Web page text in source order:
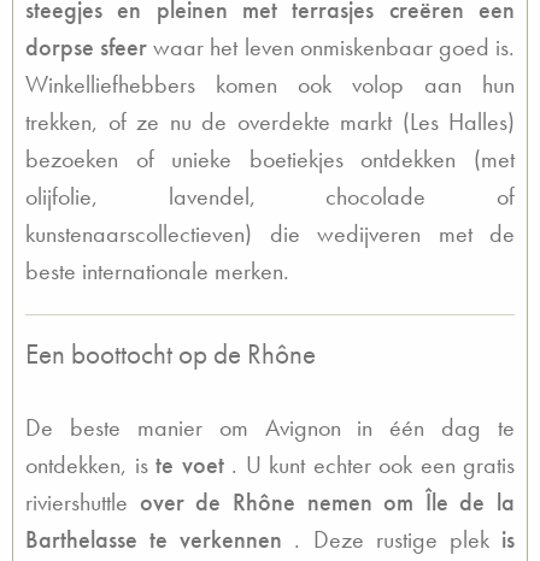
steegjes en pleinen met terrasjes creëren een
dorpse sfeer waar het leven onmiskenbaar goed is.
Winkelliefhebbers komen ook volop aan hun
trekken, of ze nu de overdekte markt (Les Halles)
bezoeken of unieke boetiekjes ontdekken (met
olijfolie, lavendel, chocolade of
kunstenaarscollectieven) die wedijveren met de
beste internationale merken.
Een boottocht op de Rhône
De beste manier om Avignon in één dag te
ontdekken, is te voet. U kunt echter ook een gratis
riviershuttle over de Rhône nemen om Île de la
Barthelasse te verkennen . Deze rustige plek is